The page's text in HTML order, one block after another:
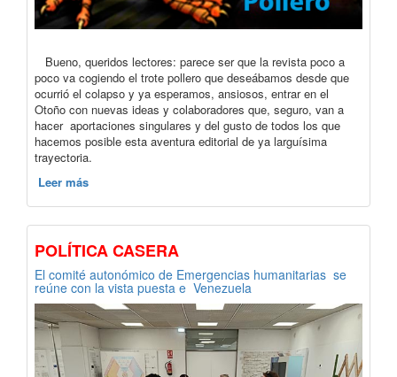
Bueno, queridos lectores: parece ser que la revista poco a
poco va cogiendo el trote pollero que deseábamos desde que
ocurrió el colapso y ya esperamos, ansiosos, entrar en el
Otoño con nuevas ideas y colaboradores que, seguro, van a
hacer aportaciones singulares y del gusto de todos los que
hacemos posible esta aventura editorial de ya larguísima
trayectoria.
Leer más
POLÍTICA CASERA
El comité autonómico de Emergencias humanitarias se
reúne con la vista puesta e Venezuela